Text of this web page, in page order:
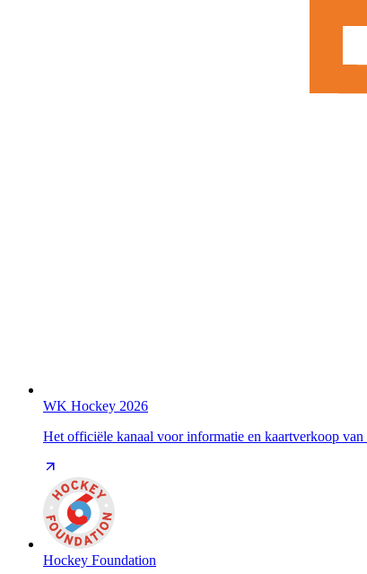
WK Hockey 2026
Het officiële kanaal voor informatie en kaartverkoop
Hockey Foundation